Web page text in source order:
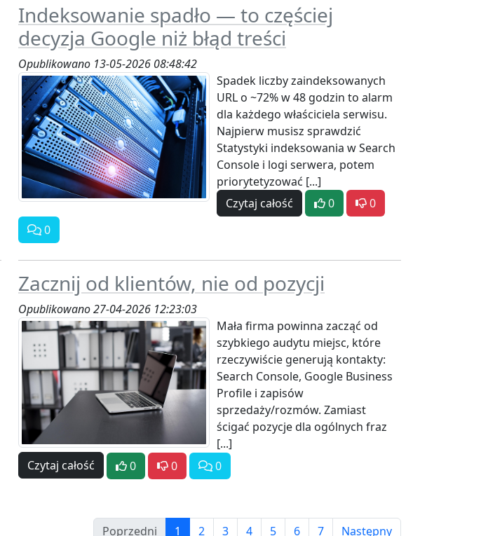
Indeksowanie spadło — to częściej
decyzja Google niż błąd treści
Opublikowano 13-05-2026 08:48:42
Spadek liczby zaindeksowanych
URL o ~72% w 48 godzin to alarm
dla każdego właściciela serwisu.
Najpierw musisz sprawdzić
Statystyki indeksowania w Search
Console i logi serwera, potem
priorytetyzować [...]
Czytaj całość
0
0
0
Zacznij od klientów, nie od pozycji
Opublikowano 27-04-2026 12:23:03
Mała firma powinna zacząć od
szybkiego audytu miejsc, które
rzeczywiście generują kontakty:
Search Console, Google Business
Profile i zapisów
sprzedaży/rozmów. Zamiast
ścigać pozycje dla ogólnych fraz
[...]
Czytaj całość
0 0 0
Poprzedni 1 2 3 4 5 6 7 Następny